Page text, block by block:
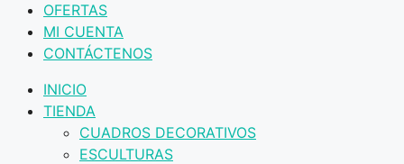
OFERTAS
MI CUENTA
CONTÁCTENOS
INICIO
TIENDA
CUADROS DECORATIVOS
ESCULTURAS